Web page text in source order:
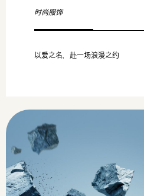
时尚服饰
以爱之名，赴一场浪漫之约